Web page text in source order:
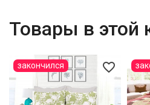
Товары в этой
favorite_border
закончился